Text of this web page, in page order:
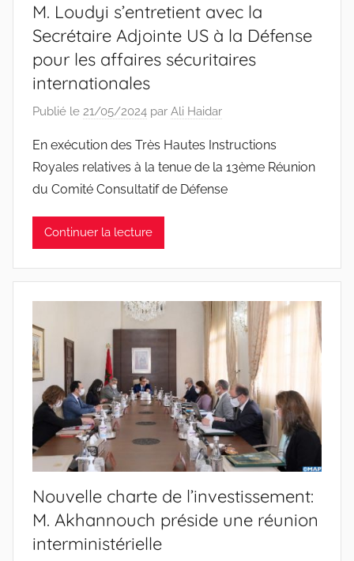
M. Loudyi s’entretient avec la
Secrétaire Adjointe US à la Défense
pour les affaires sécuritaires
internationales
Publié le 21/05/2024 par Ali Haidar
En exécution des Très Hautes Instructions
Royales relatives à la tenue de la 13ème Réunion
du Comité Consultatif de Défense
Continuer la lecture
Nouvelle charte de l’investissement:
M. Akhannouch préside une réunion
interministérielle